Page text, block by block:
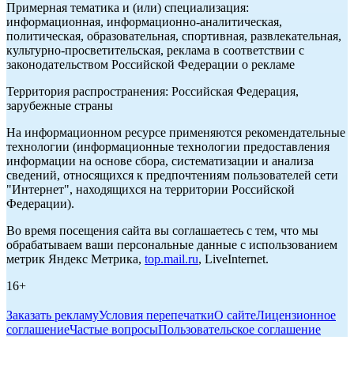
Примерная тематика и (или) специализация:
информационная, информационно-аналитическая,
политическая, образовательная, спортивная, развлекательная,
культурно-просветительская, реклама в соответствии с
законодательством Российской Федерации о рекламе
Территория распространения: Российская Федерация,
зарубежные страны
На информационном ресурсе применяются рекомендательные
технологии (информационные технологии предоставления
информации на основе сбора, систематизации и анализа
сведений, относящихся к предпочтениям пользователей сети
"Интернет", находящихся на территории Российской
Федерации).
Во время посещения сайта вы соглашаетесь с тем, что мы
обрабатываем ваши персональные данные с использованием
метрик Яндекс Метрика, top.mail.ru, LiveInternet.
16+
Заказать рекламуУсловия перепечаткиО сайтеЛицензионное
соглашениеЧастые вопросыПользовательское соглашение